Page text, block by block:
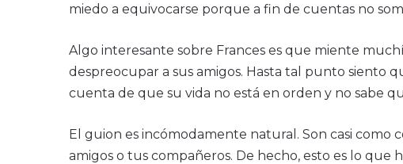
miedo a equivocarse porque a fin de cuentas no
Algo interesante sobre Frances es que miente
despreocupar a sus amigos. Hasta tal punto siento
cuenta de que su vida no está en orden y no sabe
El guion es incómodamente natural. Son casi como
amigos o tus compañeros. De hecho, esto es lo que